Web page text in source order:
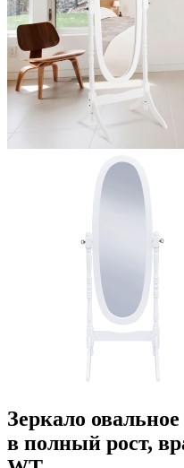
Зеркало
в полный рост,